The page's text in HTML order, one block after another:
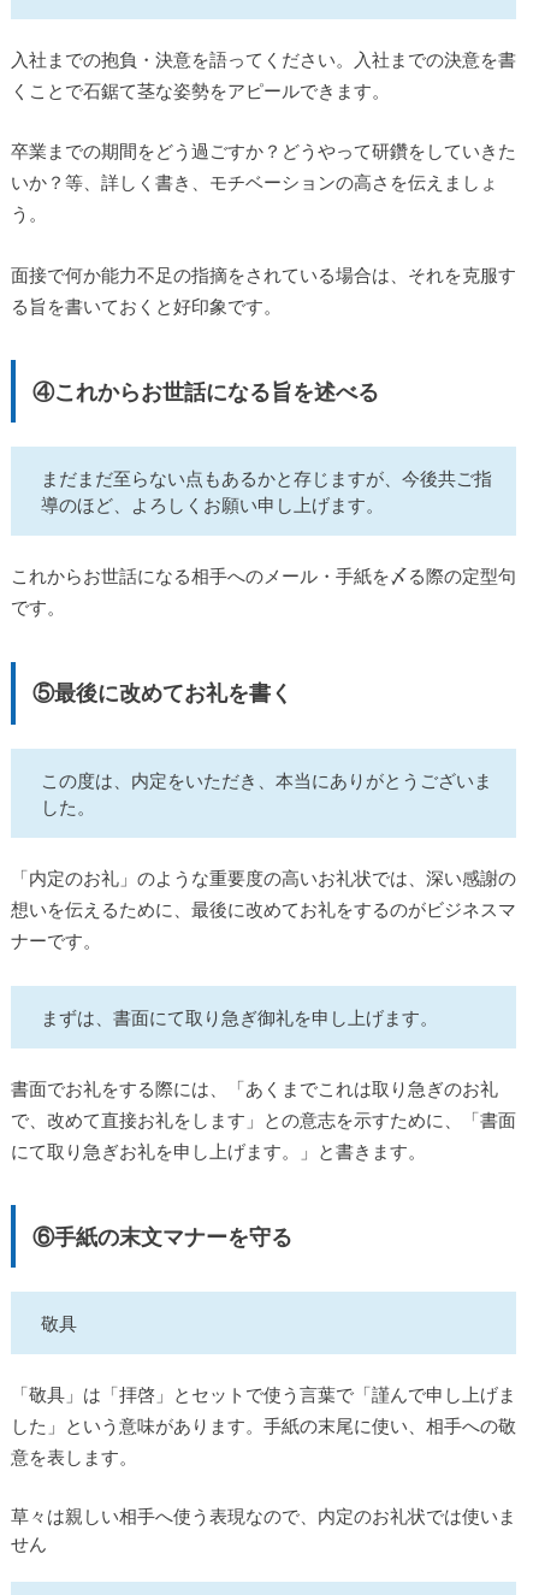
入社までの抱負・決意を語ってください。入社までの決意を書
くことで石鋸て茎な姿勢をアピールできます。
卒業までの期間をどう過ごすか？どうやって研鑽をしていきた
いか？等、詳しく書き、モチベーションの高さを伝えましょ
う。
面接で何か能力不足の指摘をされている場合は、それを克服す
る旨を書いておくと好印象です。
④これからお世話になる旨を述べる
まだまだ至らない点もあるかと存じますが、今後共ご指
導のほど、よろしくお願い申し上げます。
これからお世話になる相手へのメール・手紙を〆る際の定型句
です。
⑤最後に改めてお礼を書く
この度は、内定をいただき、本当にありがとうございま
した。
「内定のお礼」のような重要度の高いお礼状では、深い感謝の
想いを伝えるために、最後に改めてお礼をするのがビジネスマ
ナーです。
まずは、書面にて取り急ぎ御礼を申し上げます。
書面でお礼をする際には、「あくまでこれは取り急ぎのお礼
で、改めて直接お礼をします」との意志を示すために、「書面
にて取り急ぎお礼を申し上げます。」と書きます。
⑥手紙の末文マナーを守る
敬具
「敬具」は「拝啓」とセットで使う言葉で「謹んで申し上げま
した」という意味があります。手紙の末尾に使い、相手への敬
意を表します。
草々は親しい相手へ使う表現なので、内定のお礼状では使いま
せん